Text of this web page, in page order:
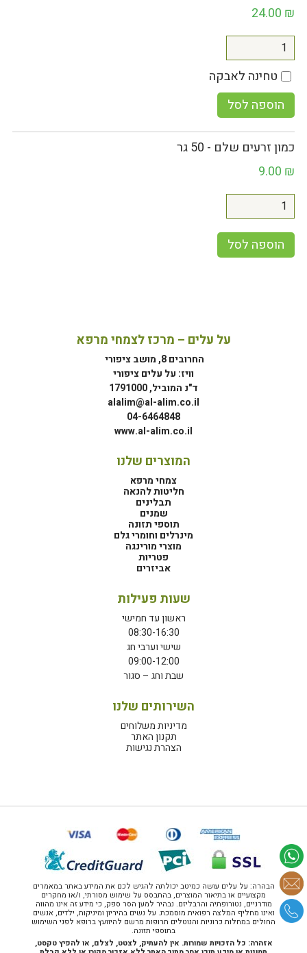
24.00 ₪
טחינה לאבקה
הוספה לסל
כמון זרעים שלם - 50 גר
9.00 ₪
הוספה לסל
על עלים – מרכז לצמחי מרפא
החרובים 8, מושב ציפורי
וויז: על עלים ציפורי
ד"נ המוביל, 1791000
alalim@al-alim.co.il
04-6464848
www.al-alim.co.il
המוצרים שלנו
צמחי מרפא
חליטות להנאה
תבלינים
שמנים
תוספי תזונה
מינרלים וחומרי גלם
מוצרי מורינגה
פטריות
אביזרים
שעות פעילות
ראשון עד חמישי
08:30-16:30
שישי וערבי חג
09:00-12:00
שבת וחג – סגור
השירותים שלנו
מדיניות משלוחים
תקנון האתר
הצהרת נגישות
הבהרה: על עלים עושה כמיטב יכולתה להגיש לכם את המידע באתר במאמרים
מקצועיים או בתיאור המוצרים, בהתבסס על שימוש מסורתי, ו/או מחקרים
מודרניים, נטורופתיה והרבליזם. נבהיר למען הסר ספק, כי מידע זה אינו מהווה
ואינו מחליף המלצה רפואית מוסמכת. על נשים בהיריון ומיניקות, ילדים, אנשים
החולים במחלות כרוניות והנוטלים תרופות מרשם להיוועץ ברופא לפני השימוש
בתוספי תזונה.
אזהרה: כל הזכויות שמורות. אין להעתיק, לצטט, לצלם, או להפיץ טקסט,